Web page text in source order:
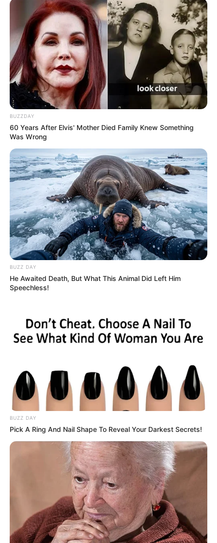
BUZZDAY
60 Years After Elvis' Mother Died Family Knew Something
Was Wrong
BUZZ DAY
He Awaited Death, But What This Animal Did Left Him
Speechless!
BUZZ DAY
Pick A Ring And Nail Shape To Reveal Your Darkest Secrets!